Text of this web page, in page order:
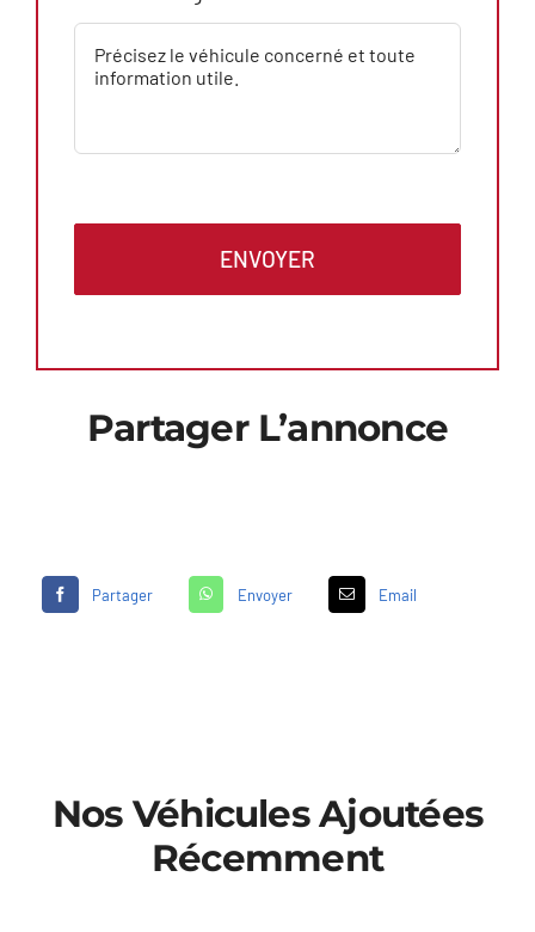
Partager L’annonce
Partager Envoyer Email
ENVOYER
Nos Véhicules Ajoutées
Récemment